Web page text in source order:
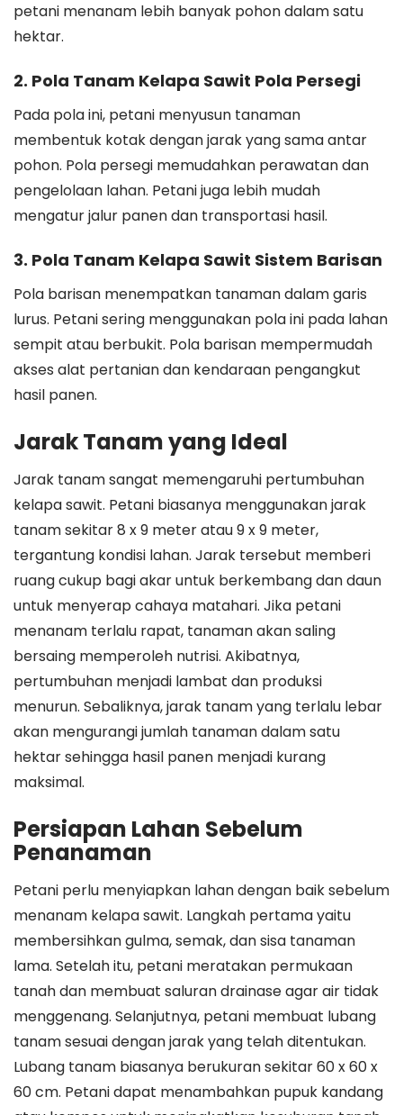
petani menanam lebih banyak pohon dalam satu
hektar.
2. Pola Tanam Kelapa Sawit Pola Persegi
Pada pola ini, petani menyusun tanaman
membentuk kotak dengan jarak yang sama antar
pohon. Pola persegi memudahkan perawatan dan
pengelolaan lahan. Petani juga lebih mudah
mengatur jalur panen dan transportasi hasil.
3. Pola Tanam Kelapa Sawit Sistem Barisan
Pola barisan menempatkan tanaman dalam garis
lurus. Petani sering menggunakan pola ini pada lahan
sempit atau berbukit. Pola barisan mempermudah
akses alat pertanian dan kendaraan pengangkut
hasil panen.
Jarak Tanam yang Ideal
Jarak tanam sangat memengaruhi pertumbuhan
kelapa sawit. Petani biasanya menggunakan jarak
tanam sekitar 8 x 9 meter atau 9 x 9 meter,
tergantung kondisi lahan. Jarak tersebut memberi
ruang cukup bagi akar untuk berkembang dan daun
untuk menyerap cahaya matahari. Jika petani
menanam terlalu rapat, tanaman akan saling
bersaing memperoleh nutrisi. Akibatnya,
pertumbuhan menjadi lambat dan produksi
menurun. Sebaliknya, jarak tanam yang terlalu lebar
akan mengurangi jumlah tanaman dalam satu
hektar sehingga hasil panen menjadi kurang
maksimal.
Persiapan Lahan Sebelum
Penanaman
Petani perlu menyiapkan lahan dengan baik sebelum
menanam kelapa sawit. Langkah pertama yaitu
membersihkan gulma, semak, dan sisa tanaman
lama. Setelah itu, petani meratakan permukaan
tanah dan membuat saluran drainase agar air tidak
menggenang. Selanjutnya, petani membuat lubang
tanam sesuai dengan jarak yang telah ditentukan.
Lubang tanam biasanya berukuran sekitar 60 x 60 x
60 cm. Petani dapat menambahkan pupuk kandang